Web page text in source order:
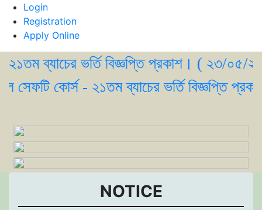
Login
Registration
Apply Online
ব্যাচের ভর্তি বিজ্ঞপ্তি প্রকাশ। ( ২৩/০৫/২০২৬ )
কোর্স - ২১তম ব্যাচের ভর্তি বিজ্ঞপ্তি
NOTICE